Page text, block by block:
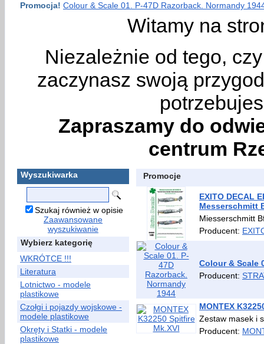
Promocja! Colour & Scale 01. P-47D Razorback. Normandy
Witamy na
Niezależnie od tego,
zaczynasz swoją
Zapraszamy do
centrum
Wyszukiwarka
Szukaj również w opisie
Zaawansowane
wyszukiwanie
Wybierz kategorię
WKRÓTCE !!!
Literatura
Lotnictwo - modele
plastikowe
Czołgi i pojazdy wojskowe -
modele plastikowe
Okręty i Statki - modele
plastikowe
Promocje
EXITO DECAL
Messerschmitt
Miesserschmitt
Producent:
Colour & Scale
Producent:
MONTEX
Zestaw masek i
Producent: